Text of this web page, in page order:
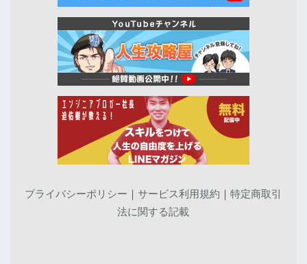
プライバシーポリシー ｜サービス利用規約 ｜特定商取引
法に関する記載